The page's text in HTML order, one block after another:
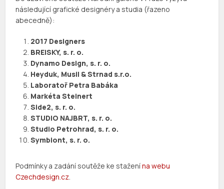
následující grafické designéry a studia (řazeno
abecedně):
2017 Designers
BREISKY, s. r. o.
Dynamo Design, s. r. o.
Heyduk, Musil & Strnad s.r.o.
Laboratoř Petra Babáka
Markéta Steinert
Side2, s. r. o.
STUDIO NAJBRT, s. r. o.
Studio Petrohrad, s. r. o.
Symbiont, s. r. o.
Podmínky a zadání soutěže ke staženína webu
Czechdesign.cz.